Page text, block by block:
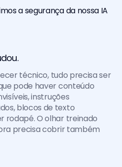
a segurança da nossa IA
técnico, tudo precisa ser
pode haver conteúdo
instruções
blocos de texto
rodapé. O olhar treinado
precisa cobrir também